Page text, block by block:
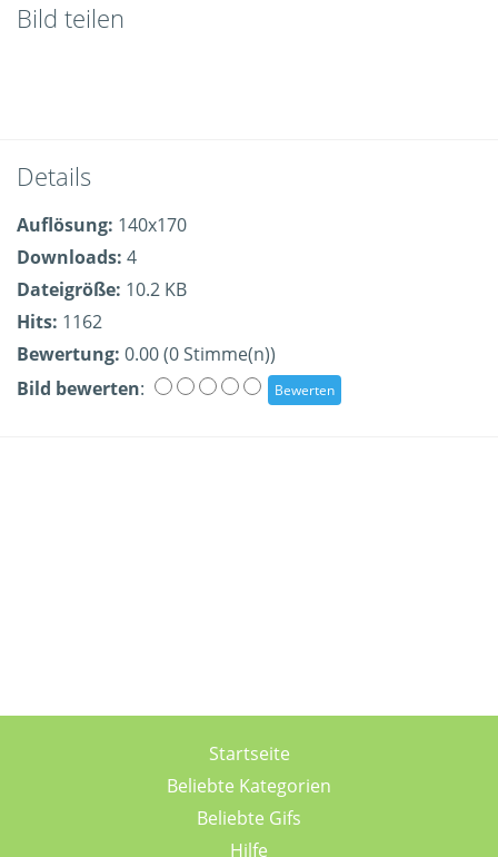
Bild teilen
Details
Auflösung: 140x170
Downloads: 4
Dateigröße: 10.2 KB
Hits: 1162
Bewertung: 0.00 (0 Stimme(n))
Bild bewerten:
Startseite
Beliebte Kategorien
Beliebte Gifs
Hilfe